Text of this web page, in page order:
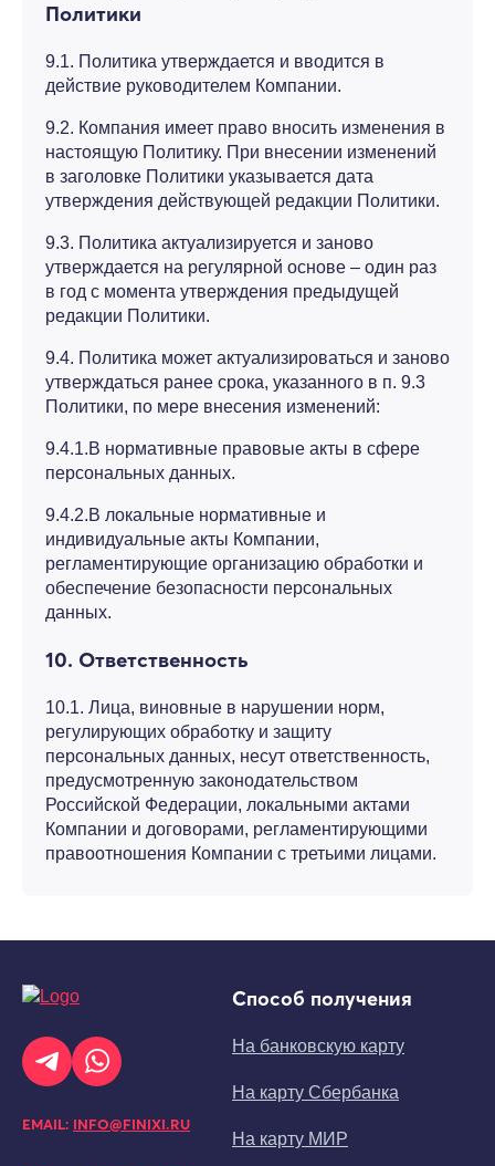
Политики
9.1. Политика утверждается и вводится в
действие руководителем Компании.
9.2. Компания имеет право вносить изменения в
настоящую Политику. При внесении изменений
в заголовке Политики указывается дата
утверждения действующей редакции Политики.
9.3. Политика актуализируется и заново
утверждается на регулярной основе – один раз
в год с момента утверждения предыдущей
редакции Политики.
9.4. Политика может актуализироваться и заново
утверждаться ранее срока, указанного в п. 9.3
Политики, по мере внесения изменений:
9.4.1.В нормативные правовые акты в сфере
персональных данных.
9.4.2.В локальные нормативные и
индивидуальные акты Компании,
регламентирующие организацию обработки и
обеспечение безопасности персональных
данных.
10. Ответственность
10.1. Лица, виновные в нарушении норм,
регулирующих обработку и защиту
персональных данных, несут ответственность,
предусмотренную законодательством
Российской Федерации, локальными актами
Компании и договорами, регламентирующими
правоотношения Компании с третьими лицами.
EMAIL: INFO@FINIXI.RU
Способ получения
На банковскую карту
На карту Сбербанка
На карту МИР